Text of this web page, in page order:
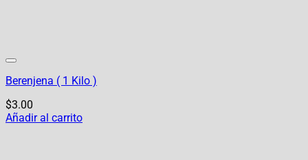
Berenjena ( 1 Kilo )
$3.00
Añadir al carrito